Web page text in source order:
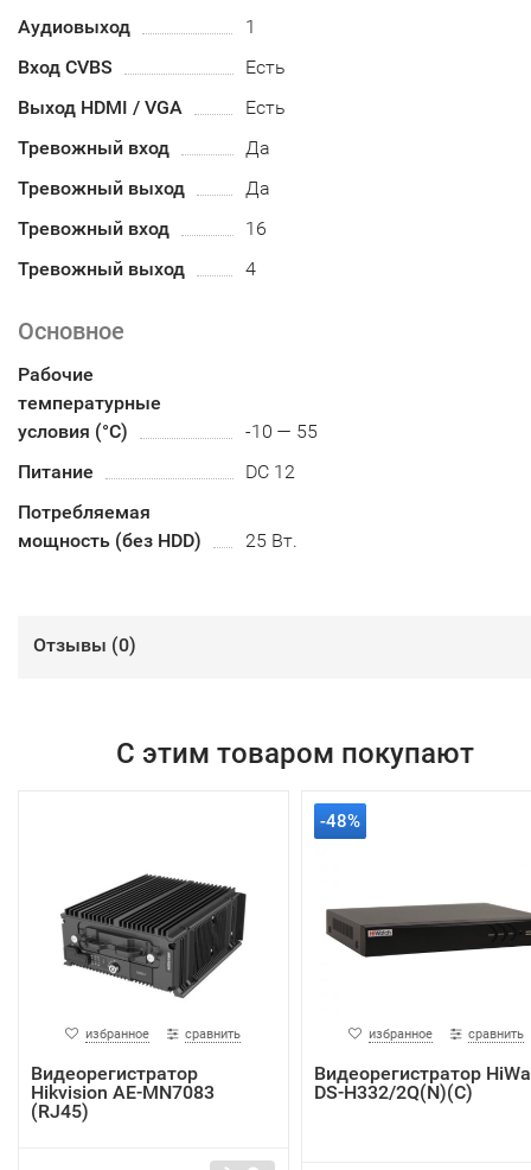
Аудиовыход
1
Вход CVBS
Есть
Выход HDMI / VGA
Есть
Тревожный вход
Да
Тревожный выход
Да
Тревожный вход
16
Тревожный выход
4
Основное
Рабочие
температурные
условия (°С)
-10 — 55
Питание
DC 12
Потребляемая
мощность (без HDD)
25 Вт.
Отзывы (0)
С этим товаром покупают
избранное сравнить
Видеорегистратор
Hikvision AE-MN7083
(RJ45)
-48%
избранное сравнить
Видеорегистратор
DS-H332/2Q(N)(C)